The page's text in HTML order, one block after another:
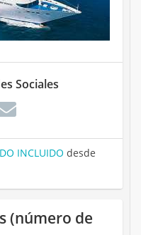
Sociales
INCLUIDO desde
(número de